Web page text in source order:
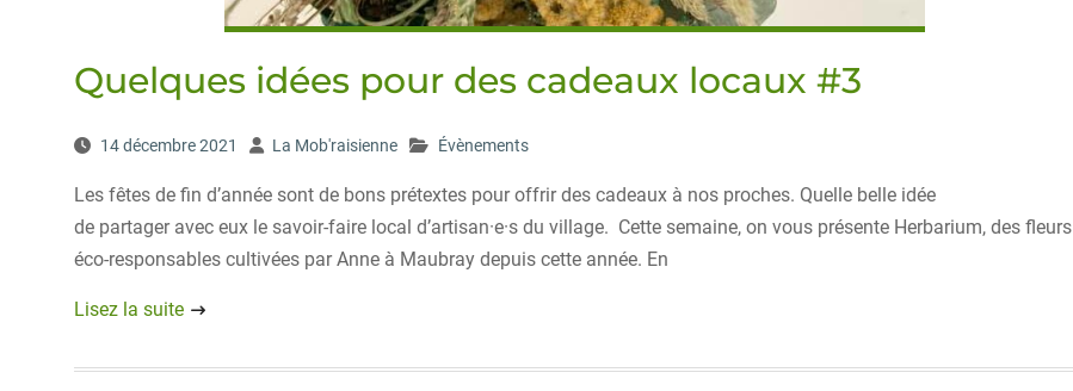
Quelques idées pour des cadeaux locaux #3
14 décembre 2021 La Mob'raisienne Évènements
Les fêtes de fin d’année sont de bons prétextes pour offrir des cadeaux à nos proches. Quelle belle idée
de partager avec eux le savoir-faire local d’artisan·e·s du village. Cette semaine, on vous présente Herbarium, des fleurs
éco-responsables cultivées par Anne à Maubray depuis cette année. En
Lisez la suite